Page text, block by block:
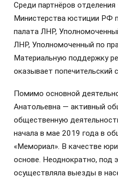
Среди партнёров
Министерства юстиции РФ
палата ЛНР,
ЛНР, Уполномоченный по
Материальную поддержку
оказывает попечительский
Помимо основной
Анатольевна — активный
общественную
начала в мае 2019 года в
«Мемориал». В качестве
основе. Неоднократно, под
осуществляла выезды в